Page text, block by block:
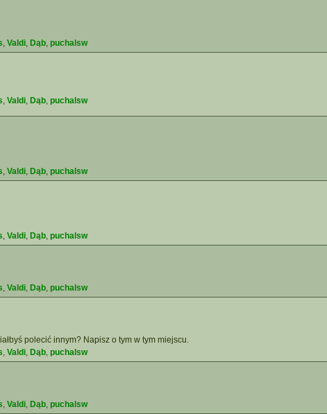
, Valdi, Dąb, puchalsw
, Valdi, Dąb, puchalsw
, Valdi, Dąb, puchalsw
, Valdi, Dąb, puchalsw
, Valdi, Dąb, puchalsw
polecić innym? Napisz o tym w tym miejscu.
, Valdi, Dąb, puchalsw
, Valdi, Dąb, puchalsw